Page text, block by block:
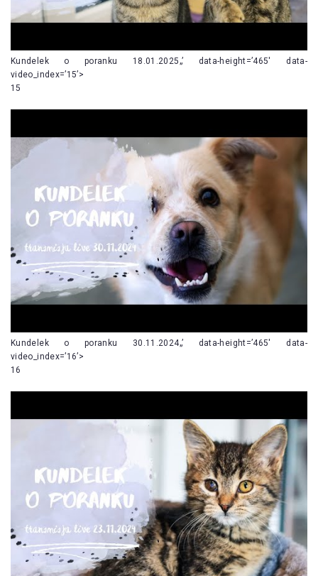
Kundelek o poranku 18.01.2025„’ data-height=’465′ data-
video_index=’15’>
15
Kundelek o poranku 30.11.2024„’ data-height=’465′ data-
video_index=’16’>
16